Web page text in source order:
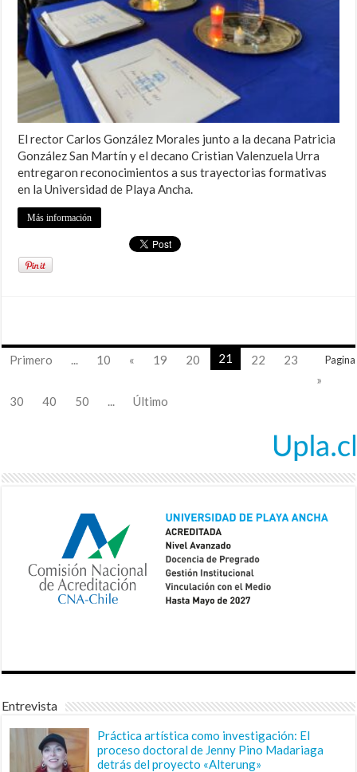
El rector Carlos González Morales junto a la decana Patricia
González San Martín y el decano Cristian Valenzuela Urra
entregaron reconocimientos a sus trayectorias formativas
en la Universidad de Playa Ancha.
Más información
Pagina
Primero ... 10 « 19 20 21 22
23
»
30
40 50 ... Último
Entrevista
Práctica artística como investigación: El
proceso doctoral de Jenny Pino Madariaga
detrás del proyecto «Alterung»